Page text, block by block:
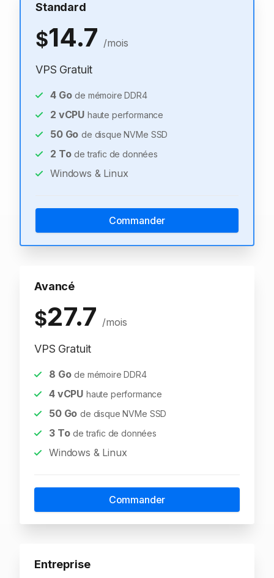
Standard
$14.7 /mois
VPS Gratuit
4Go de mémoire DDR4
2 vCPU haute performance
50Go de disque NVMe SSD
2 To de trafic de données
Windows & Linux
Commander
Avancé
$27.7 /mois
VPS Gratuit
8 Go de mémoire DDR4
4vCPU haute performance
50Go de disque NVMe SSD
3To de trafic de données
Windows & Linux
Commander
Entreprise